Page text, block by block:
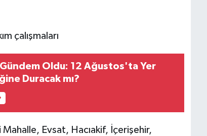
çalışmaları
Oldu: 12 Ağustos'ta Yer
Duracak mı?
Mahalle, Evsat, Hacıakif, İçerişehir,